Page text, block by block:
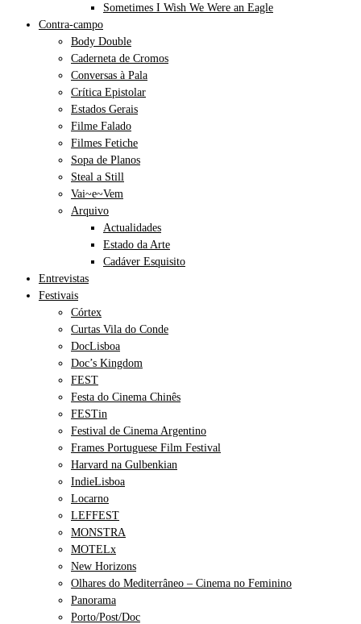
Sometimes I Wish We Were an Eagle
Contra-campo
Body Double
Caderneta de Cromos
Conversas à Pala
Crítica Epistolar
Estados Gerais
Filme Falado
Filmes Fetiche
Sopa de Planos
Steal a Still
Vai~e~Vem
Arquivo
Actualidades
Estado da Arte
Cadáver Esquisito
Entrevistas
Festivais
Córtex
Curtas Vila do Conde
DocLisboa
Doc’s Kingdom
FEST
Festa do Cinema Chinês
FESTin
Festival de Cinema Argentino
Frames Portuguese Film Festival
Harvard na Gulbenkian
IndieLisboa
Locarno
LEFFEST
MONSTRA
MOTELx
New Horizons
Olhares do Mediterrâneo – Cinema no Feminino
Panorama
Porto/Post/Doc